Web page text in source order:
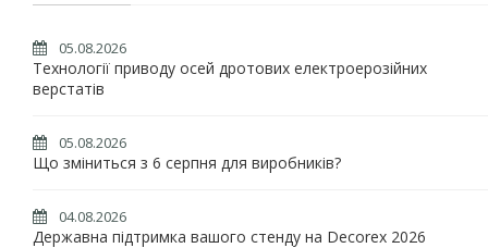
05.08.2026
Технології приводу осей дротових електроерозійних
верстатів
05.08.2026
Що зміниться з 6 серпня для виробників?
04.08.2026
Державна підтримка вашого стенду на Decorex 2026